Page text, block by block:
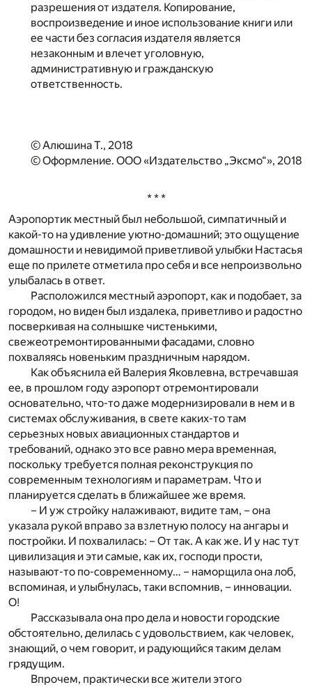
разрешения от издателя. Копирование,
воспроизведение и иное использование книги или
ее части без согласия издателя является
незаконным и влечет уголовную,
административную и гражданскую
ответственность.
© Алюшина Т., 2018
© Оформление. ООО «Издательство „Эксмо“», 2018
* * *
Аэропортик местный был небольшой, симпатичный и
какой-то на удивление уютно-домашний; это ощущение
домашности и невидимой приветливой улыбки Настасья
еще по прилете отметила про себя и все непроизвольно
улыбалась в ответ.
Расположился местный аэропорт, как и подобает, за
городом, но виден был издалека, приветливо и радостно
посверкивая на солнышке чистенькими,
свежеотремонтированными фасадами, словно
похваляясь новеньким праздничным нарядом.
Как объяснила ей Валерия Яковлевна, встречавшая
ее, в прошлом году аэропорт отремонтировали
основательно, что-то даже модернизировали в нем и в
системах обслуживания, в свете каких-то там
серьезных новых авиационных стандартов и
требований, однако это все равно мера временная,
поскольку требуется полная реконструкция по
современным технологиям и параметрам. Что и
планируется сделать в ближайшее же время.
– И уж стройку налаживают, видите там, – она
указала рукой вправо за взлетную полосу на ангары и
постройки. И похвалилась: – От так. А как же. И у нас тут
цивилизация и эти самые, как их, господи прости,
называют-то по-современному… – наморщила она лоб,
вспоминая, и улыбнулась, таки вспомнив, – инновации.
О!
Рассказывала она про дела и новости городские
обстоятельно, делилась с удовольствием, как человек,
знающий, о чем говорит, и радующийся таким делам
грядущим.
Впрочем, практически все жители этого